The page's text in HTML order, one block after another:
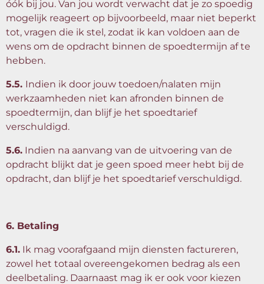
óók bij jou. Van jou wordt verwacht dat je zo spoedig
mogelijk reageert op bijvoorbeeld, maar niet beperkt
tot, vragen die ik stel, zodat ik kan voldoen aan de
wens om de opdracht binnen de spoedtermijn af te
hebben.
5.5. Indien ik door jouw toedoen/nalaten mijn
werkzaamheden niet kan afronden binnen de
spoedtermijn, dan blijf je het spoedtarief
verschuldigd.
5.6. Indien na aanvang van de uitvoering van de
opdracht blijkt dat je geen spoed meer hebt bij de
opdracht, dan blijf je het spoedtarief verschuldigd.
6. Betaling
6.1. Ik mag voorafgaand mijn diensten factureren,
zowel het totaal overeengekomen bedrag als een
deelbetaling. Daarnaast mag ik er ook voor kiezen